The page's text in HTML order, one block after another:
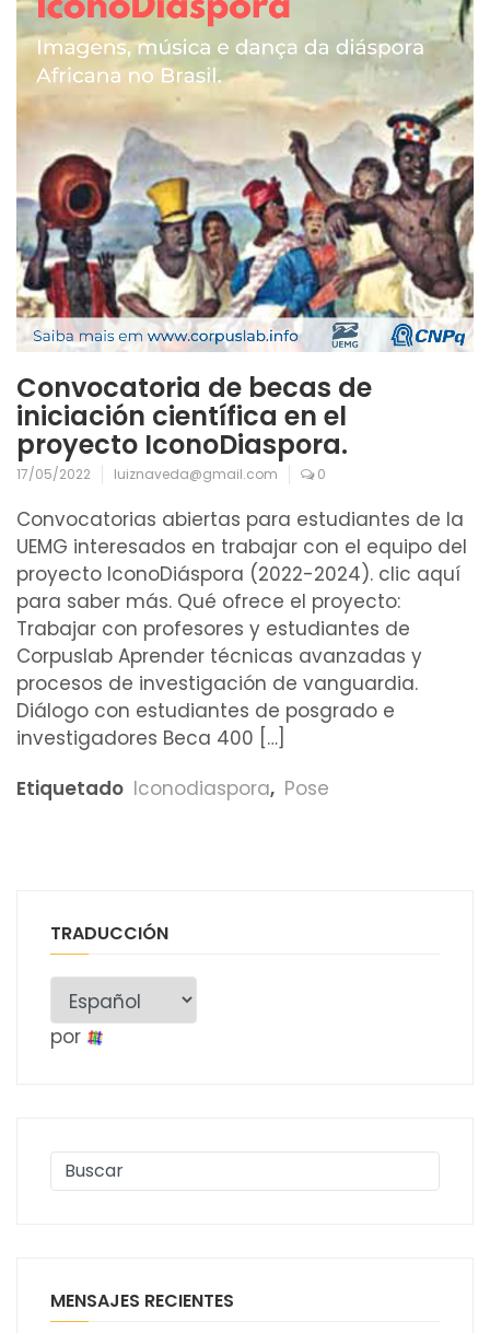
Convocatoria de becas de
iniciación científica en el
proyecto IconoDiaspora.
17/05/2022 luiznaveda@gmail.com 0
Convocatorias abiertas para estudiantes de la
UEMG interesados ​​en trabajar con el equipo del
proyecto IconoDiáspora (2022-2024). clic aquí
para saber más. Qué ofrece el proyecto:
Trabajar con profesores y estudiantes de
Corpuslab Aprender técnicas avanzadas y
procesos de investigación de vanguardia.
Diálogo con estudiantes de posgrado e
investigadores Beca 400 […]
Etiquetado Iconodiaspora, Pose
TRADUCCIÓN
por
MENSAJES RECIENTES